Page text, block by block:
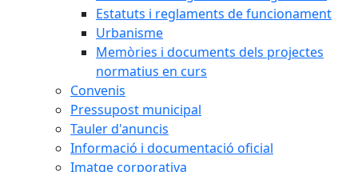
Estatuts i reglaments de funcionament
Urbanisme
Memòries i documents dels projectes
normatius en curs
Convenis
Pressupost municipal
Tauler d'anuncis
Informació i documentació oficial
Imatge corporativa